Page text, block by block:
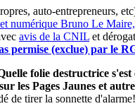
auto-entrepreneurs,
numérique Bruno Le
avis de la CNIL et
permise (exclue) par le
folie destructrice
les Pages Jaunes et
de tirer la sonnette d'alarme!